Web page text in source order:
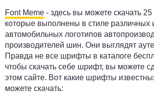
Font Meme - здесь вы можете скачать
которые выполнены в стиле различных
автомобильных логотипов
производителей шин. Они выглядят
Правда не все шрифты в каталоге
чтобы скачать себе шрифт, вы можете
этом сайте. Вот какие шрифты
можете скачать: